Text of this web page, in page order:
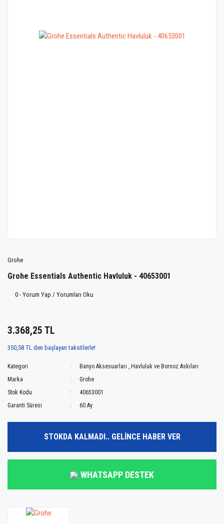
Grohe
Grohe Essentials Authentic Havluluk - 40653001
0 - Yorum Yap / Yorumları Oku
3.368,25 TL
350,58 TL den başlayan taksitlerle!
Kategori Banyo Aksesuarları , Havluluk ve Bornoz Askıları
Marka
Grohe
Stok Kodu
40653001
Garanti Süresi
60 Ay
STOKDA KALMADI.. GELİNCE HABER VER
WHATSAPP DESTEK